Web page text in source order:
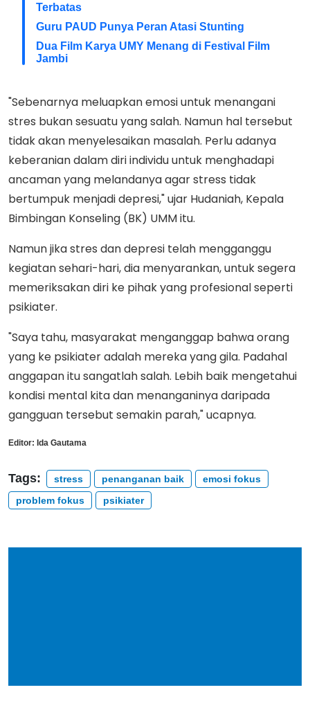
Terbatas
Guru PAUD Punya Peran Atasi Stunting
Dua Film Karya UMY Menang di Festival Film
Jambi
"Sebenarnya meluapkan emosi untuk menangani
stres bukan sesuatu yang salah. Namun hal tersebut
tidak akan menyelesaikan masalah. Perlu adanya
keberanian dalam diri individu untuk menghadapi
ancaman yang melandanya agar stress tidak
bertumpuk menjadi depresi," ujar Hudaniah, Kepala
Bimbingan Konseling (BK) UMM itu.
Namun jika stres dan depresi telah mengganggu
kegiatan sehari-hari, dia menyarankan, untuk segera
memeriksakan diri ke pihak yang profesional seperti
psikiater.
"Saya tahu, masyarakat menganggap bahwa orang
yang ke psikiater adalah mereka yang gila. Padahal
anggapan itu sangatlah salah. Lebih baik mengetahui
kondisi mental kita dan menanganinya daripada
gangguan tersebut semakin parah," ucapnya.
Editor: Ida Gautama
Tags: stress penanganan baik
emosi fokus
problem fokus
psikiater